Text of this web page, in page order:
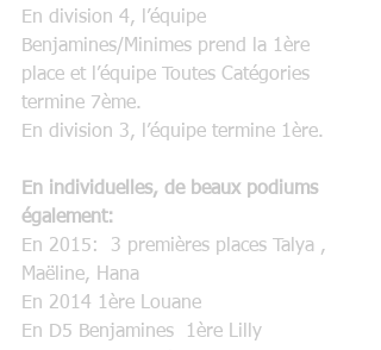
En division 4, l’équipe
Benjamines/Minimes prend la 1ère
place et l’équipe Toutes Catégories
termine 7ème.
En division 3, l’équipe termine 1ère.
En individuelles, de beaux podiums
également:
En 2015:  3 premières places Talya ,
Maëline, Hana
En 2014 1ère Louane
En D5 Benjamines  1ère Lilly